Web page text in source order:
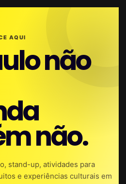
AQUI
não
não.
stand-up, atividades para
e experiências culturais em